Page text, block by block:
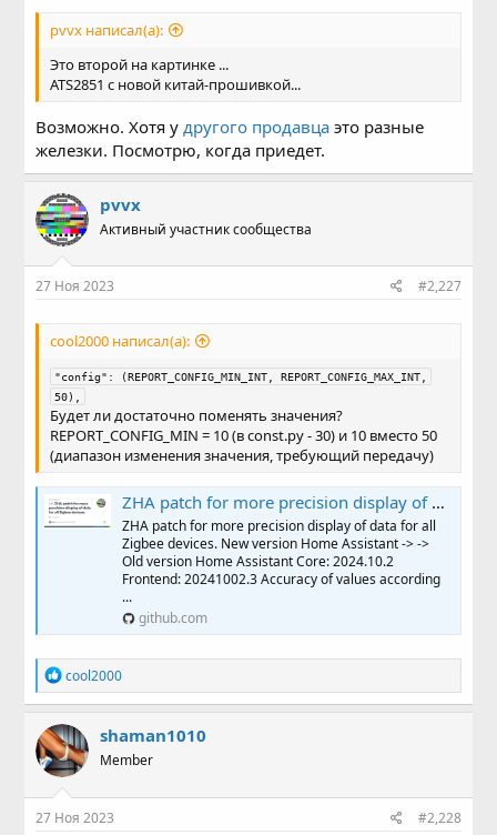
pvvx написал(а):
Это второй на картинке ...
ATS2851 с новой китай-прошивкой...
Возможно. Хотя у другого продавца это разные
железки. Посмотрю, когда приедет.
pvvx
Активный участник сообщества
27 Ноя 2023 #2,227
cool2000 написал(а):
"config": (REPORT_CONFIG_MIN_INT, REPORT_CONFIG_MAX_INT,
50),
Будет ли достаточно поменять значения?
REPORT_CONFIG_MIN = 10 (в const.py - 30) и 10 вместо 50
(диапазон изменения значения, требующий передачу)
ZHA patch for more precision display of data for all Zigbee devices. · Issue #6 · pvvx/ZigbeeTLc
ZHA patch for more precision display of data for all
Zigbee devices. New version Home Assistant -> ->
Old version Home Assistant Core: 2024.10.2
Frontend: 20241002.3 Accuracy of values according
...
github.com
Р
е
а
к
ц
и
и
:
cool2000
shaman1010
Member
27 Ноя 2023 #2,228